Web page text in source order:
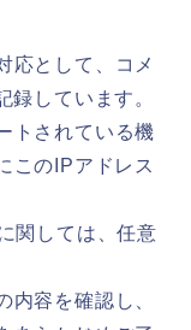
応として、コメ
録しています。
トされている機
このIPアドレス
関しては、任意
内容を確認し、